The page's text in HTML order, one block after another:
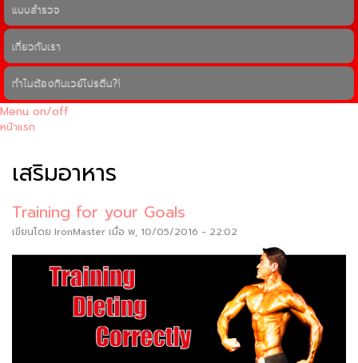
แบบสำรวจ
เกี่ยวกับเรา
ทำไมต้องกินเวย์โปรตีน?!
Menu on/off
หน้าแรก
เสริมอาหาร
Training for your Goals
เขียนโดย IronMaster เมื่อ พ, 10/05/2016 - 22:02